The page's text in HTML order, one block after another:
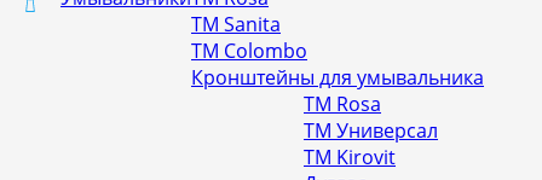
ТМ Sanita
ТМ Colombo
Кронштейны для умывальника
ТМ Rosa
ТМ Универсал
ТМ Kirovit